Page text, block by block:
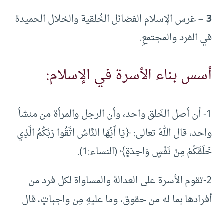
3 – غرس الإسلام الفضائل الخُلقية والخلال الحميدة
في الفرد والمجتمعِ.
أسس بناء الأسرة في الإسلام:
1- أن أصل الخَلق واحد، وأن الرجل والمرأة من منشأ
واحد، قال اللهُ تعالى: ﴿يَا أَيُّهَا النَّاسُ اتَّقُوا رَبَّكُمُ الَّذِي
خَلَقَكُمْ مِنْ نَفْسٍ وَاحِدَةٍ﴾ (النساء:1).
2-تقوم الأسرة على العدالة والمساواة لكل فرد من
أفرادها بما له من حقوق، وما عليهِ مِن واجباتٍ، قال